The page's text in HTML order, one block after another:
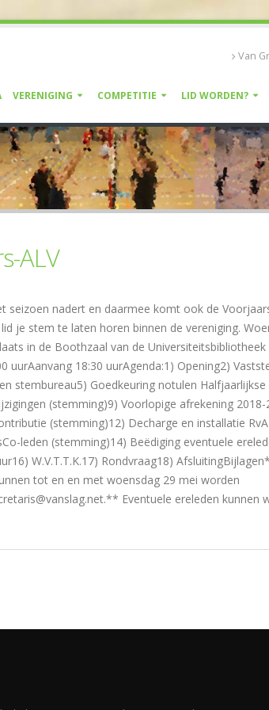
Van
VERENIGING COMPETITIE LID WORDEN?
ALV
seizoen nadert en daarmee komt ook de
je stem te laten horen binnen de vereniging.
in de Boothzaal van de
uurAanvang 18:30 uurAgenda:1) Opening2)
stembureau5) Goedkeuring notulen Halfjaarlijkse
(stemming)9) Voorlopige afrekening
(stemming)12) Decharge en installatie
leden (stemming)14) Beëdiging eventuele
W.V.T.T.K.17) Rondvraag18)
tot en en met woensdag 29 mei worden
Eventuele ereleden kunnen